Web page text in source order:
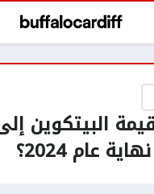
عام 2024؟